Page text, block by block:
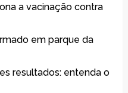
a vacinação contra
em parque da
resultados: entenda o